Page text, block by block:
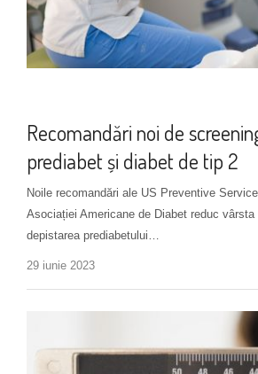
Recomandări noi de
prediabet și diabet de tip 2
Noile recomandări ale US Preventive
Asociației Americane de Diabet reduc vârsta
depistarea prediabetului…
29 iunie 2023